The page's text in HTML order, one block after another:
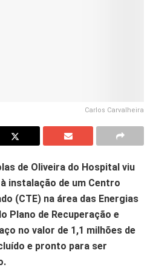
Carlos Carvalheira
de Oliveira do Hospital viu
instalação de um Centro
(CTE) na área das Energias
Plano de Recuperação e
no valor de 1,1 milhões de
e pronto para ser